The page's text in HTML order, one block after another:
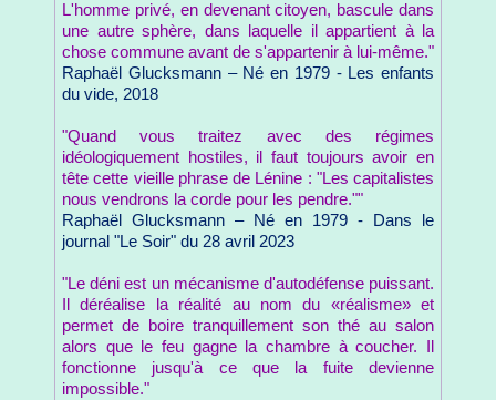
L'homme privé, en devenant citoyen, bascule dans
une autre sphère, dans laquelle il appartient à la
chose commune avant de s'appartenir à lui-même."
Raphaël Glucksmann – Né en 1979 - Les enfants
du vide, 2018
"Quand vous traitez avec des régimes
idéologiquement hostiles, il faut toujours avoir en
tête cette vieille phrase de Lénine : "Les capitalistes
nous vendrons la corde pour les pendre.""
Raphaël Glucksmann – Né en 1979 - Dans le
journal "Le Soir" du 28 avril 2023
"Le déni est un mécanisme d'autodéfense puissant.
Il déréalise la réalité au nom du «réalisme» et
permet de boire tranquillement son thé au salon
alors que le feu gagne la chambre à coucher. Il
fonctionne jusqu'à ce que la fuite devienne
impossible."